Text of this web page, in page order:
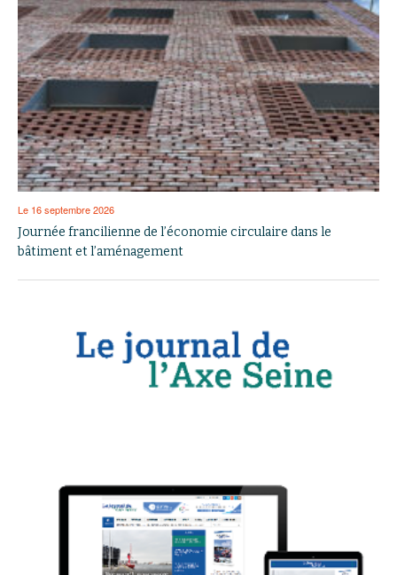
Le 16 septembre 2026
Journée francilienne de l’économie circulaire dans le
bâtiment et l’aménagement